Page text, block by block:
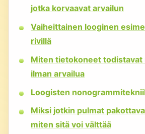
jotka korvaavat arvailun
Vaiheittainen looginen
rivillä
Miten tietokoneet todistavat
ilman arvailua
Loogisten
Miksi jotkin pulmat
miten sitä voi välttää